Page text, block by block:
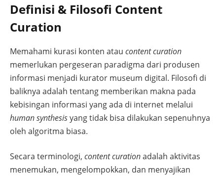
Definisi & Filosofi Content
Curation
Memahami kurasi konten atau content curation
memerlukan pergeseran paradigma dari produsen
informasi menjadi kurator museum digital. Filosofi di
baliknya adalah tentang memberikan makna pada
kebisingan informasi yang ada di internet melalui
human synthesisyang tidak bisa dilakukan sepenuhnya
oleh algoritma biasa.
Secara terminologi, content curationadalah aktivitas
menemukan, mengelompokkan, dan menyajikan